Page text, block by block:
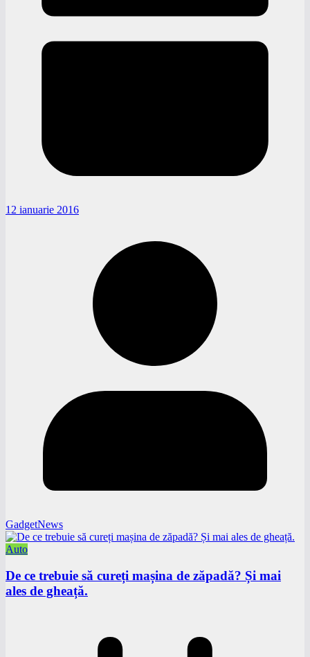
12 ianuarie 2016
GadgetNews
Auto
De ce trebuie să cureți mașina de zăpadă? Și mai
ales de gheață.